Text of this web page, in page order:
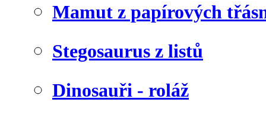
Mamut z papírových
Stegosaurus z listů
Dinosauři - roláž